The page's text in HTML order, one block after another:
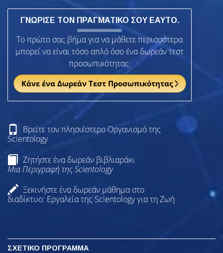
ΓΝΩΡΙΣΕ ΤΟΝ ΠΡΑΓΜΑΤΙΚΟ ΣΟΥ ΕΑΥΤΟ.
Το πρώτο σας βήμα για να μάθετε περισσότερα
μπορεί να είναι τόσο απλό όσο ένα δωρεάν τεστ
προσωπικότητας.
Κάνε ένα Δωρεάν Τεστ Προσωπικότητας
Βρείτε τον πλησιέστερο Οργανισμό της
Scientology
Ζητήστε ένα δωρεάν βιβλιαράκι
Μια Περιγραφή της Scientology
Ξεκινήστε ένα δωρεάν μάθημα στο
διαδίκτυο: Εργαλεία της Scientology για τη Ζωή
ΣΧΕΤΙΚΟ ΠΡΟΓΡΑΜΜΑ